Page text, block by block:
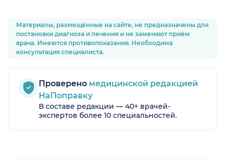
Материалы, размещённые на сайте, не предназначены для
постановки диагноза и лечения и не заменяют приём
врача. Имеются противопоказания. Необходима
консультация специалиста.
Проверено медицинской редакцией
НаПоправку
В составе редакции — 40+ врачей-
экспертов более 10 специальностей.